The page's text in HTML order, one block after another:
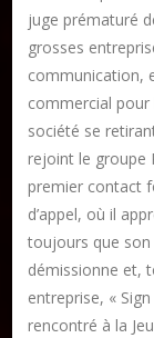
Publier un
Charte
Collections
Formation
Les ateliers
Publier un
juge prématuré
grosses
communication,
commercial pour
société se
rejoint le groupe
premier contact
d’appel, où il
toujours que son
démissionne et,
entreprise, «
rencontré à la